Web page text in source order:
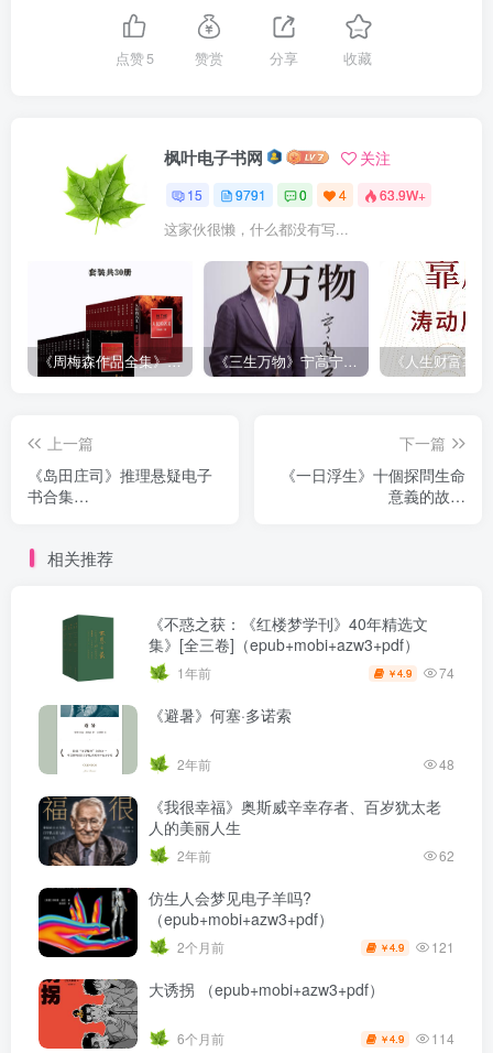
点赞5 赞赏 分享 收藏
枫叶电子书网 关注
15 9791 0 4 63.9W+
这家伙很懒，什么都没有写...
《周梅森作品全集》[共30册] 《三生万物》宁高宁（epub+mobi+azw3+pdf）
上一篇
《岛田庄司》推理悬疑电子
书合集
下一篇
《一日浮生》十個探問生命
意義的故事
相关推荐
《不惑之获：《红楼梦学刊》40年精选文
集》[全三卷]（epub+mobi+azw3+pdf）
1年前 ￥4.9 74
《避暑》何塞·多诺索
2年前 48
《我很幸福》奥斯威辛幸存者、百岁犹太老
人的美丽人生
2年前 62
仿生人会梦见电子羊吗?
（epub+mobi+azw3+pdf）
2个月前 ￥4.9 121
大诱拐 （epub+mobi+azw3+pdf）
6个月前 ￥4.9 114